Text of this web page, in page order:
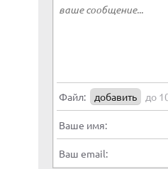
Файл: добавить до
Ваше имя:
Ваш email: